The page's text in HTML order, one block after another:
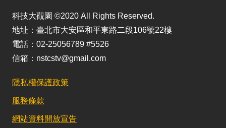
科技大觀園 ©2020 All Rights Reserved.
地址：臺北市大安區和平東路二段106號22樓
電話：02-25056789 #5526
信箱：nstcstv@gmail.com
隱私權保護政策
服務條款
網站資料開放宣告